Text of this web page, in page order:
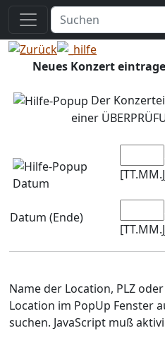
Neues Konzert
Der
einer
Datum
Datum (Ende)
Name der Location, PLZ
Location im PopUp Fenster
suchen. JavaScript muß